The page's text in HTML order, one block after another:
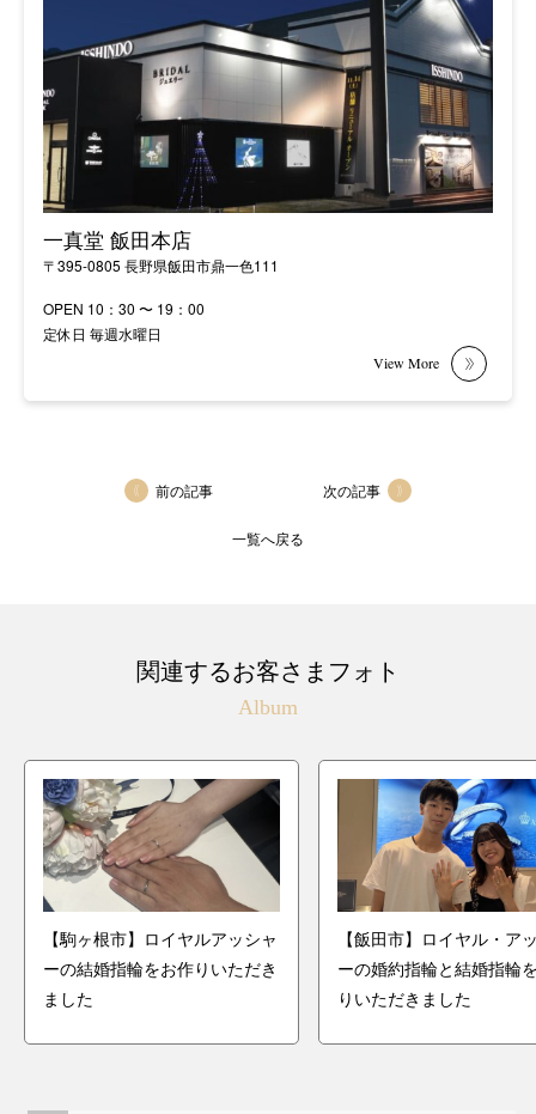
一真堂 飯田本店
〒395-0805 長野県飯田市鼎一色111
OPEN 10：30 〜 19：00
定休日 毎週水曜日
前の記事
一覧へ戻る
次の記事
関連するお客さまフォト
Album
【駒ヶ根市】ロイヤルアッシャ
ーの結婚指輪をお作りいただき
ました
【飯田市】ロイヤル・ア
ーの婚約指輪と結婚指輪
りいただきました